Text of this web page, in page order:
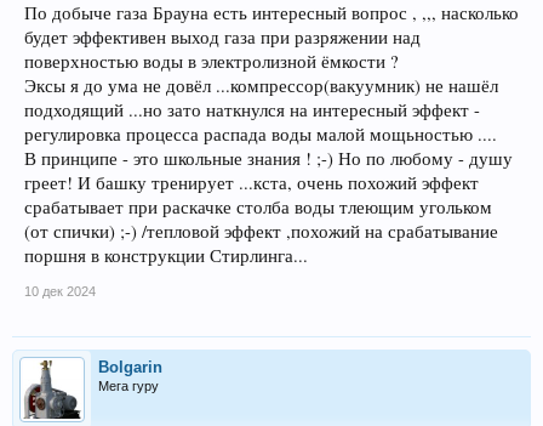
По добыче газа Брауна есть интересный вопрос , ,,, насколько
будет эффективен выход газа при разряжении над
поверхностью воды в электролизной ёмкости ?
Эксы я до ума не довёл ...компрессор(вакуумник) не нашёл
подходящий ...но зато наткнулся на интересный эффект -
регулировка процесса распада воды малой мощьностью ....
В принципе - это школьные знания ! ;-) Но по любому - душу
греет! И башку тренирует ...кста, очень похожий эффект
срабатывает при раскачке столба воды тлеющим угольком
(от спички) ;-) /тепловой эффект ,похожий на срабатывание
поршня в конструкции Стирлинга...
10 дек 2024
Bolgarin
Мега гуру